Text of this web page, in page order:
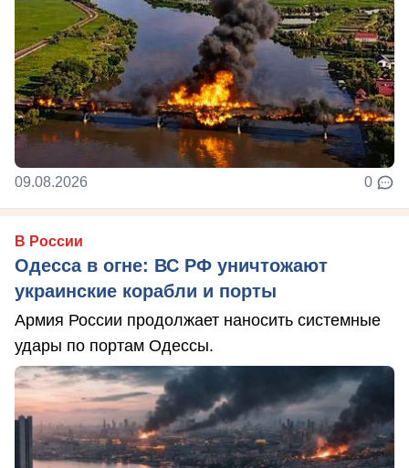
09.08.2026 0
В России
Одесса в огне: ВС РФ уничтожают
украинские корабли и порты
Армия России продолжает наносить системные
удары по портам Одессы.